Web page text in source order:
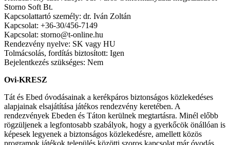
Storno Soft Bt.
Kapcsolattartó személy: dr. Iván Zoltán
Kapcsolat: +36-30/456-7149
Kapcsolat: storno@t-online.hu
Rendezvény nyelve: SK vagy HU
Tolmácsolás, fordítás biztosított: Igen
Bejelentkezés szükséges: Nem
Ovi-KRESZ
Tát és Ebed óvodásainak a kerékpáros biztonságos közlekedéses
alapjainak elsajátítása játékos rendezvény keretében. A
rendezvények Ebeden és Táton kerülnek megtartásra. Minél előbb
rögzüljenek a legfontosabb szabályok, hogy a gyerkőcök önállóan is
képesek legyenek a biztonságos közlekedésre, amellett közös
programok játékok település közötti szoros kapcsolat már óvodás